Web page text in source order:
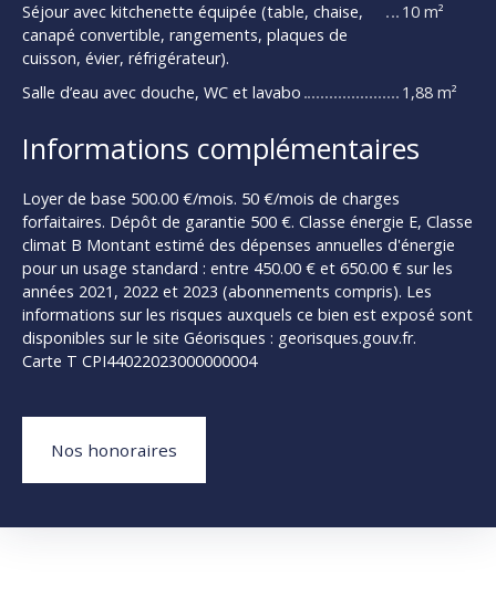
Séjour avec kitchenette équipée (table, chaise,
canapé convertible, rangements, plaques de
cuisson, évier, réfrigérateur).
10 m²
Salle d’eau avec douche, WC et lavabo 1,88 m²
Informations complémentaires
Loyer de base 500.00 €/mois. 50 €/mois de charges
forfaitaires. Dépôt de garantie 500 €. Classe énergie E, Classe
climat B Montant estimé des dépenses annuelles d'énergie
pour un usage standard : entre 450.00 € et 650.00 € sur les
années 2021, 2022 et 2023 (abonnements compris). Les
informations sur les risques auxquels ce bien est exposé sont
disponibles sur le site Géorisques : georisques.gouv.fr.
Carte T CPI44022023000000004
Nos honoraires